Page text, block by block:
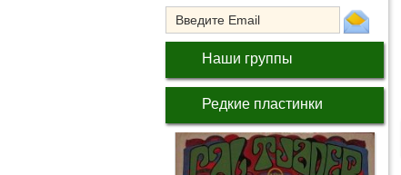
Наши группы
Редкие пластинки